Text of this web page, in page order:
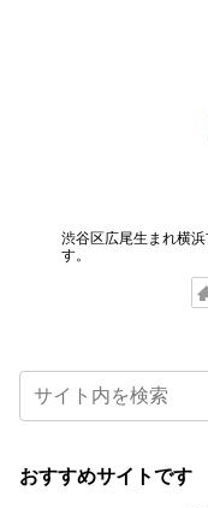
渋谷区広尾生まれ横
す。
おすすめサイトです